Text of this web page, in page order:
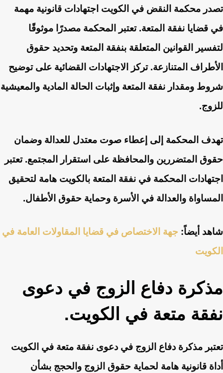
تصدر محكمة النقض في الكويت اجتهادات قانونية مهمة
في قضايا نفقة المتعة. تعتبر المحكمة مصدرًا موثوقًا
لتفسير القوانين المتعلقة بنفقة المتعة وتحديد حقوق
الأطراف المتنازعة. تركز الاجتهادات القضائية على توضيح
شروط ومقدار نفقة المتعة وإثبات الحالة المادية والمعيشية
للزوج.
تهدف المحكمة إلى إعطاء صوت معتدل للعدالة وضمان
حقوق المتضررين والمحافظة على استقرار المجتمع. تعتبر
اجتهادات المحكمة في نفقة المتعة بالكويت هامة لتحقيق
المساواة والعدالة في الأسرة وحماية حقوق الأطفال.
شاهد أيضاً: جهة الاختصاص في قضايا المقاولات العامة في
الكويت
مذكرة دفاع الزوج في دعوى
نفقة متعة في الكويت.
تعتبر مذكرة دفاع الزوج في دعوى نفقة متعة في الكويت
أداة قانونية هامة لحماية حقوق الزوج والحجج بشأن